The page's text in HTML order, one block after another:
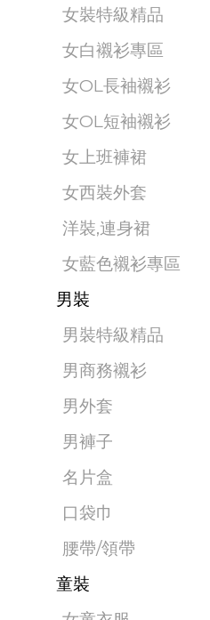
女裝特級精品
女白襯衫專區
女OL長袖襯衫
女OL短袖襯衫
女上班褲裙
女西裝外套
洋裝,連身裙
女藍色襯衫專區
男裝
男裝特級精品
男商務襯衫
男外套
男褲子
名片盒
口袋巾
腰帶/領帶
童裝